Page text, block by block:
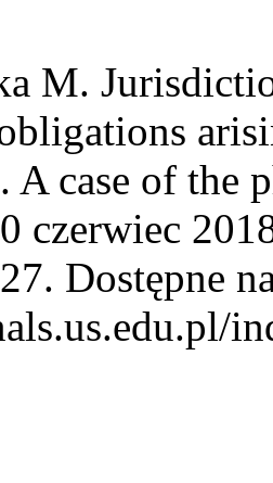
M.
case of the
czerwiec
Dostępne